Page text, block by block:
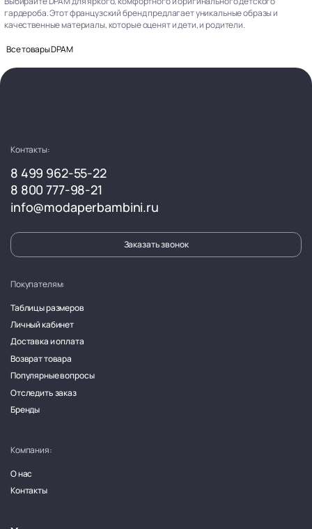
гардероба. Этот французский бренд предлагает уникальные образы и
качественные материалы, которые оценят и дети, и родители.
Все товары DPAM
Контакты:
8 499 962-55-22
8 800 777-98-21
info@modaperbambini.ru
Заказать звонок
Покупателям:
Таблицы размеров
Личный кабинет
Доставка и оплата
Возврат товара
Популярные вопросы
Отследить заказ
Бренды
Компания:
О нас
Контакты